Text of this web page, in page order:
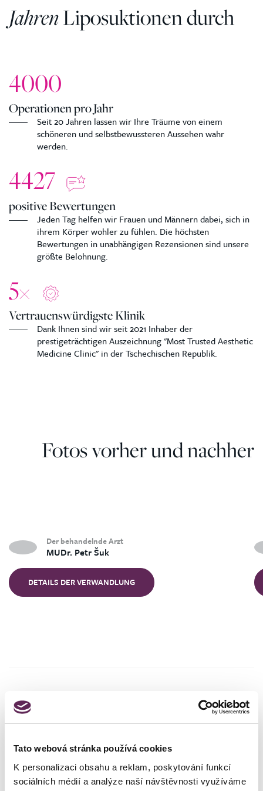
Tato webová stránka používá cookies
K personalizaci obsahu a reklam, poskytování funkcí
sociálních médií a analýze naší návštěvnosti využíváme
JahrenLiposuktionen durch
4000
Operationen pro Jahr
Seit 20 Jahren lassen wir Ihre Träume von einem
schöneren und selbstbewussteren Aussehen wahr
werden.
4427
positive Bewertungen
Jeden Tag helfen wir Frauen und Männern dabei, sich in
ihrem Körper wohler zu fühlen. Die höchsten
Bewertungen in unabhängigen Rezensionen sind unsere
größte Belohnung.
5×
Vertrauenswürdigste Klinik
Dank Ihnen sind wir seit 2021 Inhaber der
prestigeträchtigen Auszeichnung "Most Trusted Aesthetic
Medicine Clinic" in der Tschechischen Republik.
Fotos vorher und nachher
Der behandelnde Arzt
MUDr. Petr Šuk
DETAILS DER VERWANDLUNG
Der Ablauf des Verfahrens